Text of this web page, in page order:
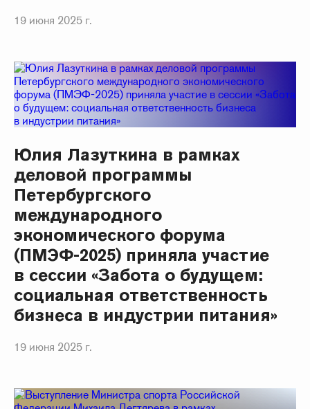
19 июня 2025 г.
Юлия Лазуткина в рамках
деловой программы
Петербургского
международного
экономического форума
(ПМЭФ-2025) приняла участие
в сессии «Забота о будущем:
социальная ответственность
бизнеса в индустрии питания»
19 июня 2025 г.